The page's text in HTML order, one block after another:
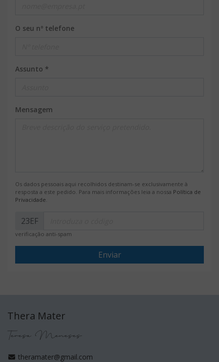
O seu nº telefone
Assunto *
Mensagem
Os dados pessoais aqui recolhidos destinam-se exclusivamente à
resposta a este pedido. Para mais informações leia a nossa Política de
Privacidade.
23EF
verificação anti-spam
Enviar
Thera Mater
Teresa Meneses
theramater@gmail.com